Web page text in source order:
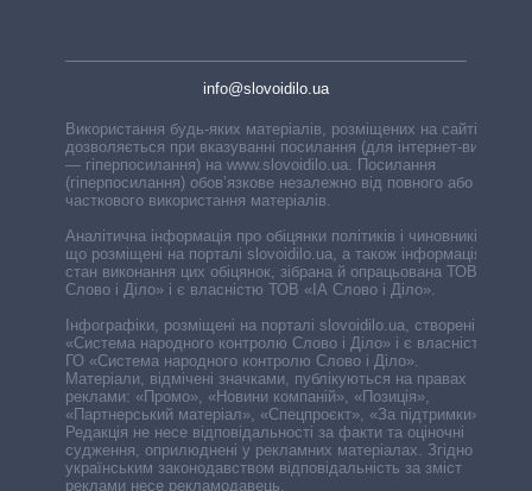
info@slovoidilo.ua
Використання будь-яких матеріалів, розміщених на сайті,
дозволяється при вказуванні посилання (для інтернет-видань
— гіперпосилання) на www.slovoidilo.ua. Посилання
(гіперпосилання) обов’язкове незалежно від повного або
часткового використання матеріалів.
Аналітична інформація про обіцянки політиків і чиновників,
що розміщені на порталі slovoidilo.ua, а також інформація про
стан виконання цих обіцянок, зібрана й опрацьована ТОВ «ІА
Слово і Діло» і є власністю ТОВ «ІА Слово і Діло».
Інфографіки, розміщені на порталі slovoidilo.ua, створені ГО
«Система народного контролю Слово і Діло» і є власністю
ГО «Система народного контролю Слово і Діло».
Матеріали, відмічені значками, публікуються на правах
реклами: «Промо», «Новини компаній», «Позиція»,
«Партнерський матеріал», «Спецпроєкт», «За підтримки».
Редакція не несе відповідальності за факти та оціночні
судження, оприлюднені у рекламних матеріалах. Згідно з
українським законодавством відповідальність за зміст
реклами несе рекламодавець.